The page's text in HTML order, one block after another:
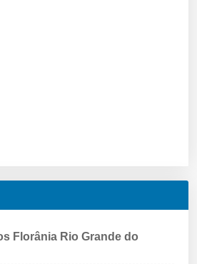
Florânia Rio Grande do